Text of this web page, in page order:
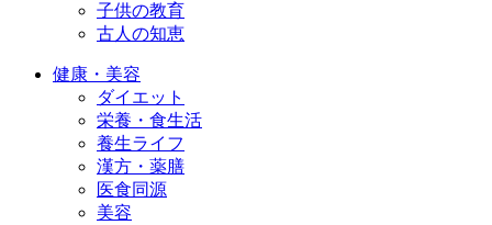
子供の教育
古人の知恵
健康・美容
ダイエット
栄養・食生活
養生ライフ
漢方・薬膳
医食同源
美容